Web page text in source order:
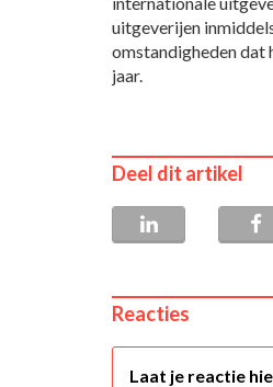
uitgeverijen
omstandigheden dat
jaar.
Deel dit artikel
Reacties
Laat je reactie